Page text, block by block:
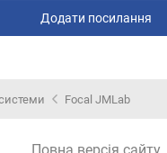
Додати посилання
Focal JMLab